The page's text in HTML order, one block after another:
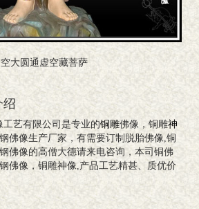
空大圆通虚空藏菩萨
绍
艺有限公司是专业的铜雕佛像，铜雕神
佛像生产厂家，有需要订制脱胎佛像,铜
佛像的高僧大德请来电咨询，本司铜佛
佛像，铜雕神像,产品工艺精甚、质优价